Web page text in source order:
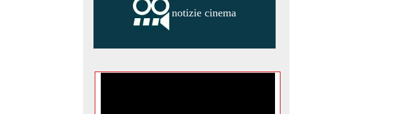
notizie cinema